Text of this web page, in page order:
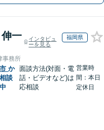
一
インタビュ
ーを見る
福岡県
事務所
か
談
面談方法(対面・電
話・ビデオなど)は
応相談
営業時
間：本日
定休日